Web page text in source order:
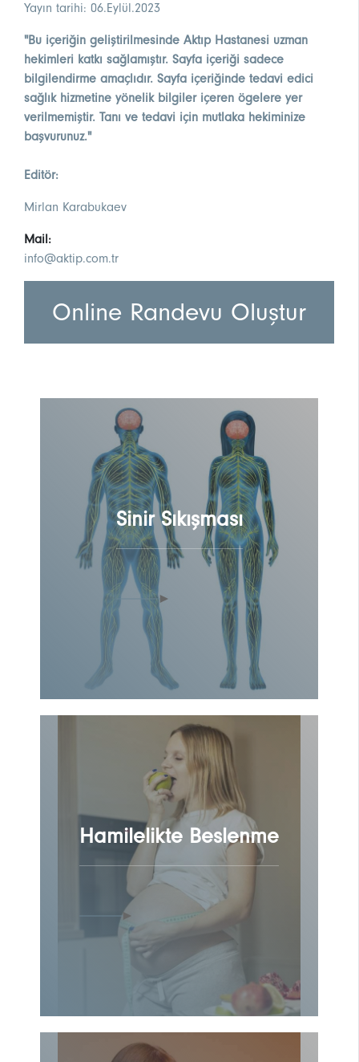
Yayın tarihi: 06.Eylül.2023
"Bu içeriğin geliştirilmesinde Aktıp Hastanesi uzman
hekimleri katkı sağlamıştır. Sayfa içeriği sadece
bilgilendirme amaçlıdır. Sayfa içeriğinde tedavi edici
sağlık hizmetine yönelik bilgiler içeren ögelere yer
verilmemiştir. Tanı ve tedavi için mutlaka hekiminize
başvurunuz."
Editör:
Mirlan Karabukaev
Mail:
info@aktip.com.tr
Online Randevu Oluştur
Sinir Sıkışması
Hamilelikte Beslenme